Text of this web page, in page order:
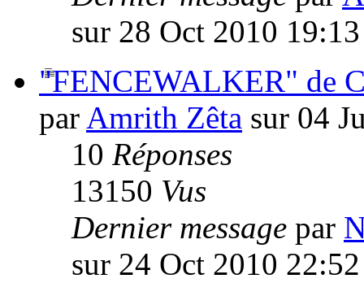
sur 28 Oct 2010 19:13
"FENCEWALKER" de
par Amrith Zêta sur 04
10 Réponses
13150 Vus
Dernier message par
sur 24 Oct 2010 22:52